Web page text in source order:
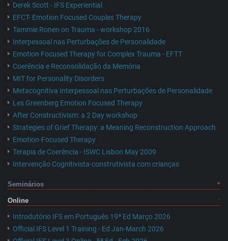
Derek Scott - IFS Experiential
EFCT- Emotion Focused Couples Therapy
Tammie Ronen on Trauma - workshop 2016
Interpessoal nas Perturbações de Personalidade
Emotion Focused Therapy for Complex Trauma - EFTT
Coerência e Reconsolidação da Memória
MIT for Personality Disorders
Metacognitiva Interpessoal nas Perturbações de Personalidade
Les Greenberg Emotion Focused Therapy
After Constructivism: a 2 Day workshop
Strategies of Grief Therapy: a Meaning Reconstruction Approach
Emotion-Focused Therapy
Terapia de Coerência - ISWC Lisbon May 2009
Intervenção Cognitivista-construtivista com crianças
Seminários
Online
Introdutório IFS em Português 19ª Ed Março 2026
Official IFS Level 1 Training - Ed Jan-March 2026